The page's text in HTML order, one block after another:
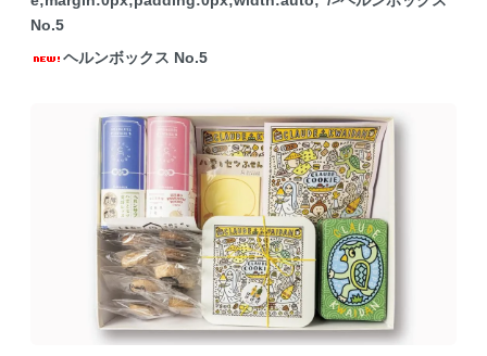
ヘルンボックス No.5